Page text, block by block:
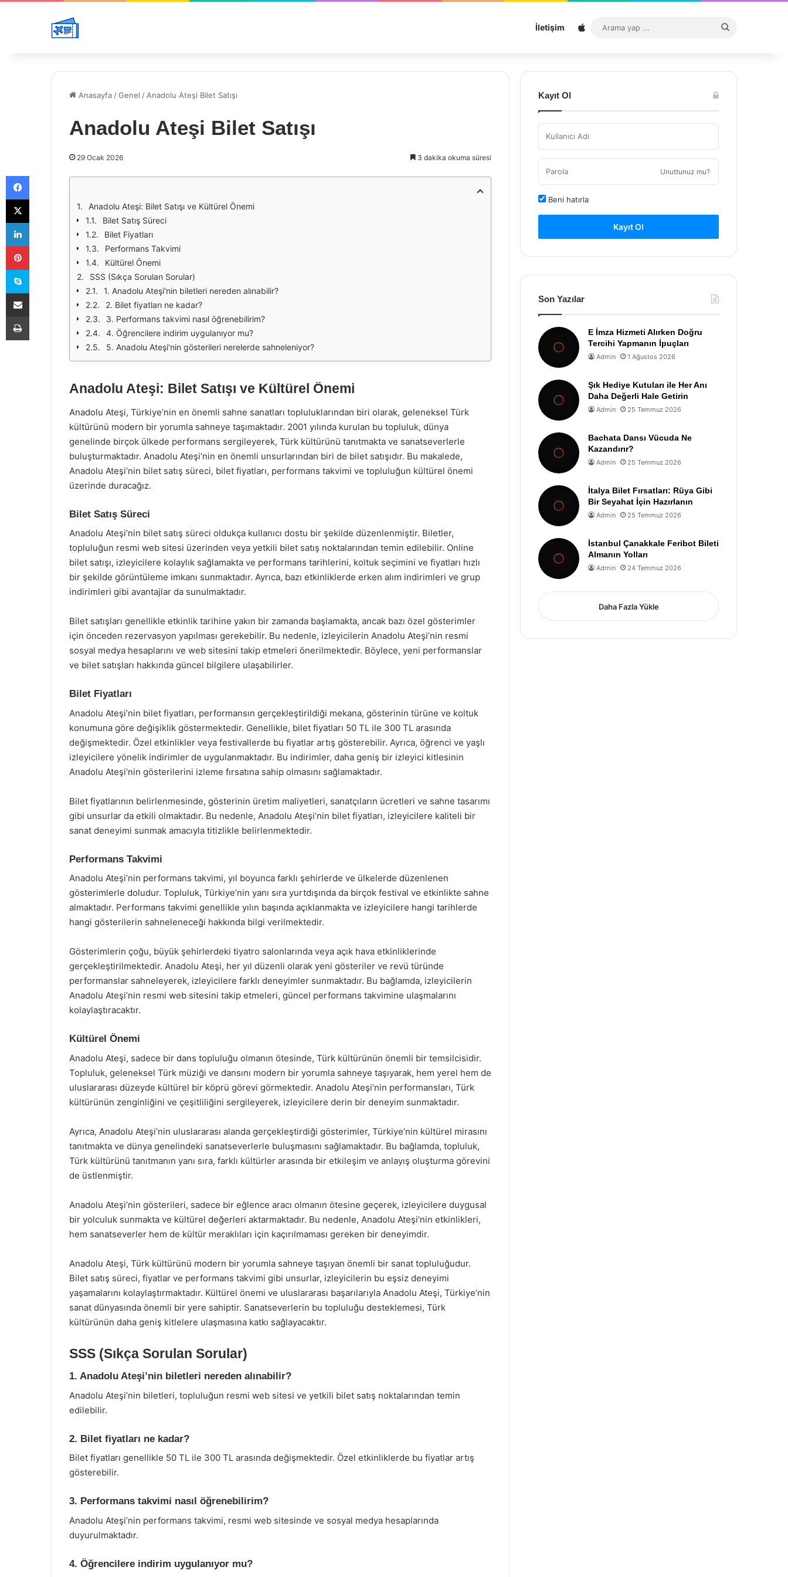
İletişim Sitemap
...
Anasayfa /Genel / Anadolu Ateşi Bilet Satışı
Anadolu Ateşi Bilet Satışı
29 Ocak 2026 3 dakika okuma süresi
Anadolu Ateşi: Bilet Satışı ve Kültürel Önemi
Bilet Satış Süreci
Bilet Fiyatları
Performans Takvimi
Kültürel Önemi
SSS (Sıkça Sorulan Sorular)
1. Anadolu Ateşi'nin biletleri nereden alınabilir?
2. Bilet fiyatları ne kadar?
3. Performans takvimi nasıl öğrenebilirim?
4. Öğrencilere indirim uygulanıyor mu?
5. Anadolu Ateşi'nin gösterileri nerelerde sahneleniyor?
Anadolu Ateşi: Bilet Satışı ve Kültürel Önemi
Anadolu Ateşi, Türkiye’nin en önemli sahne sanatları topluluklarından biri olarak, geleneksel Türk
kültürünü modern bir yorumla sahneye taşımaktadır. 2001 yılında kurulan bu topluluk, dünya
genelinde birçok ülkede performans sergileyerek, Türk kültürünü tanıtmakta ve sanatseverlerle
buluşturmaktadır. Anadolu Ateşi’nin en önemli unsurlarından biri de bilet satışıdır. Bu makalede,
Anadolu Ateşi’nin bilet satış süreci, bilet fiyatları, performans takvimi ve topluluğun kültürel önemi
üzerinde duracağız.
Bilet Satış Süreci
Anadolu Ateşi’nin bilet satış süreci oldukça kullanıcı dostu bir şekilde düzenlenmiştir. Biletler,
topluluğun resmi web sitesi üzerinden veya yetkili bilet satış noktalarından temin edilebilir. Online
bilet satışı, izleyicilere kolaylık sağlamakta ve performans tarihlerini, koltuk seçimini ve fiyatları hızlı
bir şekilde görüntüleme imkanı sunmaktadır. Ayrıca, bazı etkinliklerde erken alım indirimleri ve grup
indirimleri gibi avantajlar da sunulmaktadır.
Bilet satışları genellikle etkinlik tarihine yakın bir zamanda başlamakta, ancak bazı özel gösterimler
için önceden rezervasyon yapılması gerekebilir. Bu nedenle, izleyicilerin Anadolu Ateşi’nin resmi
sosyal medya hesaplarını ve web sitesini takip etmeleri önerilmektedir. Böylece, yeni performanslar
ve bilet satışları hakkında güncel bilgilere ulaşabilirler.
Bilet Fiyatları
Anadolu Ateşi’nin bilet fiyatları, performansın gerçekleştirildiği mekana, gösterinin türüne ve koltuk
konumuna göre değişiklik göstermektedir. Genellikle, bilet fiyatları 50 TL ile 300 TL arasında
değişmektedir. Özel etkinlikler veya festivallerde bu fiyatlar artış gösterebilir. Ayrıca, öğrenci ve yaşlı
izleyicilere yönelik indirimler de uygulanmaktadır. Bu indirimler, daha geniş bir izleyici kitlesinin
Anadolu Ateşi’nin gösterilerini izleme fırsatına sahip olmasını sağlamaktadır.
Bilet fiyatlarının belirlenmesinde, gösterinin üretim maliyetleri, sanatçıların ücretleri ve sahne tasarımı
gibi unsurlar da etkili olmaktadır. Bu nedenle, Anadolu Ateşi’nin bilet fiyatları, izleyicilere kaliteli bir
sanat deneyimi sunmak amacıyla titizlikle belirlenmektedir.
Performans Takvimi
Anadolu Ateşi’nin performans takvimi, yıl boyunca farklı şehirlerde ve ülkelerde düzenlenen
gösterimlerle doludur. Topluluk, Türkiye’nin yanı sıra yurtdışında da birçok festival ve etkinlikte sahne
almaktadır. Performans takvimi genellikle yılın başında açıklanmakta ve izleyicilere hangi tarihlerde
hangi gösterilerin sahneleneceği hakkında bilgi verilmektedir.
Gösterimlerin çoğu, büyük şehirlerdeki tiyatro salonlarında veya açık hava etkinliklerinde
gerçekleştirilmektedir. Anadolu Ateşi, her yıl düzenli olarak yeni gösteriler ve revü türünde
performanslar sahneleyerek, izleyicilere farklı deneyimler sunmaktadır. Bu bağlamda, izleyicilerin
Anadolu Ateşi’nin resmi web sitesini takip etmeleri, güncel performans takvimine ulaşmalarını
kolaylaştıracaktır.
Kültürel Önemi
Anadolu Ateşi, sadece bir dans topluluğu olmanın ötesinde, Türk kültürünün önemli bir temsilcisidir.
Topluluk, geleneksel Türk müziği ve dansını modern bir yorumla sahneye taşıyarak, hem yerel hem de
uluslararası düzeyde kültürel bir köprü görevi görmektedir. Anadolu Ateşi’nin performansları, Türk
kültürünün zenginliğini ve çeşitliliğini sergileyerek, izleyicilere derin bir deneyim sunmaktadır.
Ayrıca, Anadolu Ateşi’nin uluslararası alanda gerçekleştirdiği gösterimler, Türkiye’nin kültürel mirasını
tanıtmakta ve dünya genelindeki sanatseverlerle buluşmasını sağlamaktadır. Bu bağlamda, topluluk,
Türk kültürünü tanıtmanın yanı sıra, farklı kültürler arasında bir etkileşim ve anlayış oluşturma görevini
de üstlenmiştir.
Anadolu Ateşi’nin gösterileri, sadece bir eğlence aracı olmanın ötesine geçerek, izleyicilere duygusal
bir yolculuk sunmakta ve kültürel değerleri aktarmaktadır. Bu nedenle, Anadolu Ateşi’nin etkinlikleri,
hem sanatseverler hem de kültür meraklıları için kaçırılmaması gereken bir deneyimdir.
Anadolu Ateşi, Türk kültürünü modern bir yorumla sahneye taşıyan önemli bir sanat topluluğudur.
Bilet satış süreci, fiyatlar ve performans takvimi gibi unsurlar, izleyicilerin bu eşsiz deneyimi
yaşamalarını kolaylaştırmaktadır. Kültürel önemi ve uluslararası başarılarıyla Anadolu Ateşi, Türkiye’nin
sanat dünyasında önemli bir yere sahiptir. Sanatseverlerin bu topluluğu desteklemesi, Türk
kültürünün daha geniş kitlelere ulaşmasına katkı sağlayacaktır.
SSS (Sıkça Sorulan Sorular)
1. Anadolu Ateşi’nin biletleri nereden alınabilir?
Anadolu Ateşi’nin biletleri, topluluğun resmi web sitesi ve yetkili bilet satış noktalarından temin
edilebilir.
2. Bilet fiyatları ne kadar?
Bilet fiyatları genellikle 50 TL ile 300 TL arasında değişmektedir. Özel etkinliklerde bu fiyatlar artış
gösterebilir.
3. Performans takvimi nasıl öğrenebilirim?
Anadolu Ateşi’nin performans takvimi, resmi web sitesinde ve sosyal medya hesaplarında
duyurulmaktadır.
4. Öğrencilere indirim uygulanıyor mu?
Kayıt Ol
Unuttunuz mu?
Beni hatırla
Kayıt Ol
Son Yazılar
E İmza Hizmeti Alırken Doğru
Tercihi Yapmanın İpuçları
Admin 1 Ağustos 2026
Şık Hediye Kutuları ile Her Anı
Daha Değerli Hale Getirin
Admin 25 Temmuz 2026
Bachata Dansı Vücuda Ne
Kazandırır?
Admin 25 Temmuz 2026
İtalya Bilet Fırsatları: Rüya Gibi
Bir Seyahat İçin Hazırlanın
Admin 25 Temmuz 2026
İstanbul Çanakkale Feribot Bileti
Almanın Yolları
Admin 24 Temmuz 2026
Daha Fazla Yükle
Facebook
X
LinkedIn
Pinterest
Skype
E-Posta ile paylaş